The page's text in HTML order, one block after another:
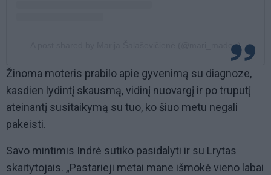
A post shared by Marija Šalaševičienė (@mari_made_)
Žinoma moteris prabilo apie gyvenimą su diagnoze,
kasdien lydintį skausmą, vidinį nuovargį ir po truputį
ateinantį susitaikymą su tuo, ko šiuo metu negali
pakeisti.
Savo mintimis Indrė sutiko pasidalyti ir su Lrytas
skaitytojais. „Pastarieji metai mane išmokė vieno labai